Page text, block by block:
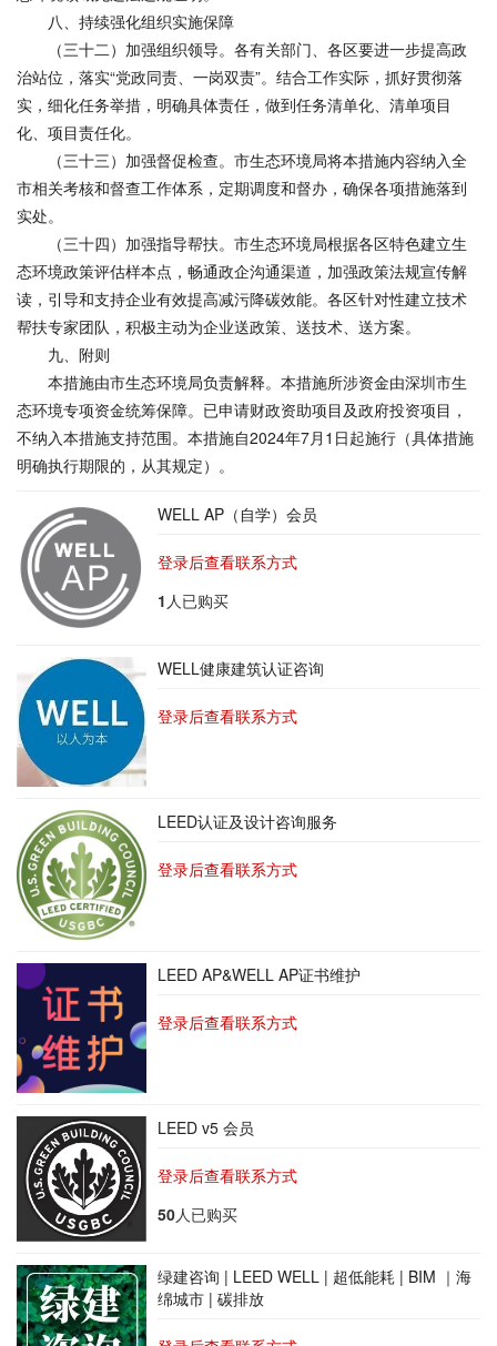
八、持续强化组织实施保障
（三十二）加强组织领导。各有关部门、各区要进一步提高政
治站位，落实“党政同责、一岗双责”。结合工作实际，抓好贯彻落
实，细化任务举措，明确具体责任，做到任务清单化、清单项目
化、项目责任化。
（三十三）加强督促检查。市生态环境局将本措施内容纳入全
市相关考核和督查工作体系，定期调度和督办，确保各项措施落到
实处。
（三十四）加强指导帮扶。市生态环境局根据各区特色建立生
态环境政策评估样本点，畅通政企沟通渠道，加强政策法规宣传解
读，引导和支持企业有效提高减污降碳效能。各区针对性建立技术
帮扶专家团队，积极主动为企业送政策、送技术、送方案。
九、附则
本措施由市生态环境局负责解释。本措施所涉资金由深圳市生
态环境专项资金统筹保障。已申请财政资助项目及政府投资项目，
不纳入本措施支持范围。本措施自2024年7月1日起施行（具体措施
明确执行期限的，从其规定）。
WELL AP（自学）会员
登录后查看联系方式
1 人已购买
WELL健康建筑认证咨询
登录后查看联系方式
LEED认证及设计咨询服务
登录后查看联系方式
LEED AP&WELL AP证书维护
登录后查看联系方式
LEED v5 会员
登录后查看联系方式
50人已购买
绿建咨询 | LEED WELL | 超低能耗 | BIM ｜海
绵城市 | 碳排放